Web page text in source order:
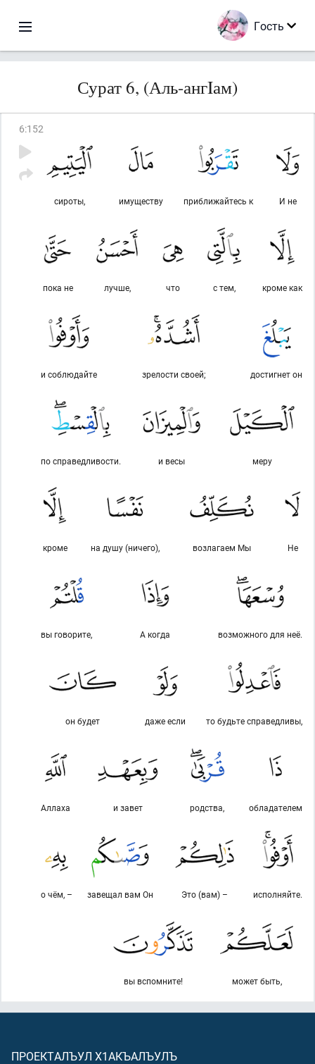
Гость
Сурат 6, (Аль-ангIам)
6:152
И не
приближайтесь к
имуществу
сироты,
кроме как
с тем,
что
лучше,
пока не
достигнет он
зрелости своей;
и соблюдайте
меру
и весы
по справедливости.
Не
возлагаем Мы
на душу (ничего),
кроме
возможного для неё.
А когда
вы говорите,
то будьте справедливы,
даже если
он будет
обладателем
родства,
и завет
Аллаха
исполняйте.
Это (вам) –
завещал вам Он
о чём, –
может быть,
вы вспомните!
ПРОЕКТАЛЪУЛ Х1АКЪАЛЪУЛЪ